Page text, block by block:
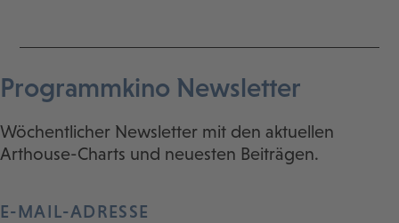
Programmkino Newsletter
Wöchentlicher Newsletter mit den aktuellen
Arthouse-Charts und neuesten Beiträgen.
E-MAIL-ADRESSE